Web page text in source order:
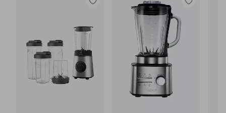
Lisää
Lisää